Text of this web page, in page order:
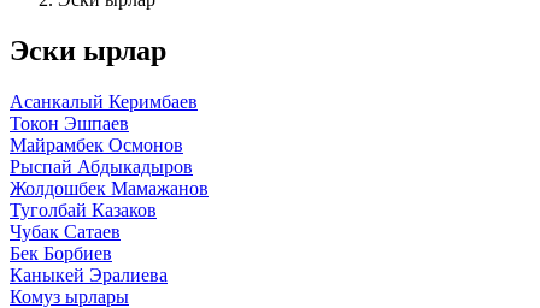
Эски ырлар
Асанкалый Керимбаев
Токон Эшпаев
Майрамбек Осмонов
Рыспай Абдыкадыров
Жолдошбек Мамажанов
Туголбай Казаков
Чубак Сатаев
Бек Борбиев
Каныкей Эралиева
Комуз ырлары